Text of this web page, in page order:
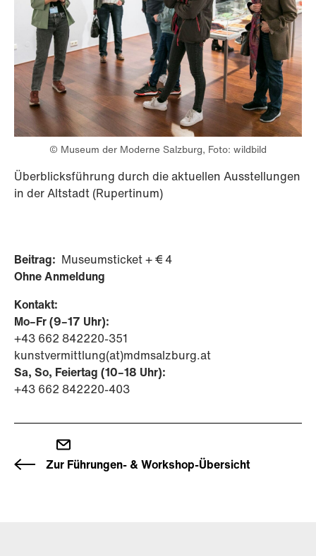
© Museum der Moderne Salzburg, Foto: wildbild
Überblicksführung durch die aktuellen Ausstellungen
in der Altstadt (Rupertinum)
Beitrag: Museumsticket + € 4
Ohne Anmeldung
Kontakt:
Mo–Fr (9–17 Uhr):
+43 662 842220-351
kunstvermittlung(at)mdmsalzburg.at
Sa, So, Feiertag (10–18 Uhr):
+43 662 842220-403
Zur Führungen- & Workshop-Übersicht